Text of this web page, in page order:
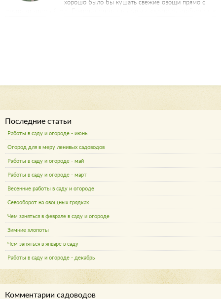
хорошо было бы кушать свежие овощи прямо с
грядочки круглый год. Гонимые такими мыслями, садоводы-любители, в
Последние статьи
Работы в саду и огороде - июнь
Огород для в меру ленивых садоводов
Работы в саду и огороде - май
Работы в саду и огороде - март
Весенние работы в саду и огороде
Севооборот на овощных грядках
Чем заняться в феврале в саду и огороде
Зимние хлопоты
Чем заняться в январе в саду
Работы в саду и огороде - декабрь
Комментарии садоводов